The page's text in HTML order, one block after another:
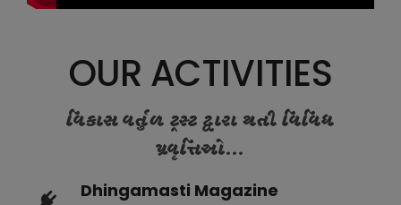
OUR ACTIVITIES
વિકાસ વર્તુળ ટ્રસ્ટ દ્વારા થતી વિવિધ
પ્રવૃત્તિઓ...
Dhingamasti Magazine